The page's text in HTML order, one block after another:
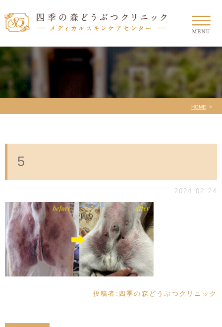
HOME
5
2024.02.24
投稿者: 四季の森どうぶつクリニック